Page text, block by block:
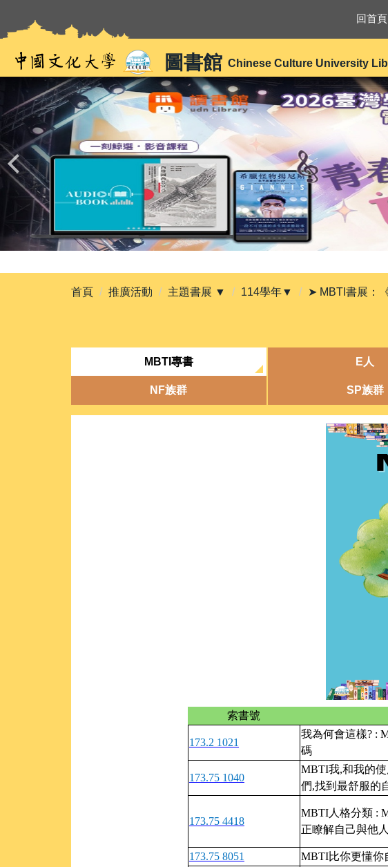
要
內
區
圖書館 Chinese Culture University
回首頁
首頁 推廣活動 主題書展 ▼ 114學年▼ ➤ MBTI書展：
MBTI專書 E人
NF族群 SP族群
索書號
173.2 1021
我為何會這樣? :
碼
173.75 1040
MBTI我,和我的
們,找到最舒服的
173.75 4418
MBTI人格分類 :
正瞭解自己與他人
173.75 8051
MBTI比你更懂你